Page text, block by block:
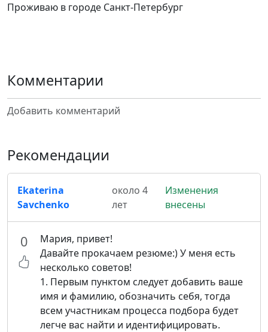
Проживаю в городе Санкт-Петербург
Комментарии
Добавить комментарий
Рекомендации
Ekaterina
Savchenko
около 4
лет
Изменения
внесены
0
Мария, привет!
Давайте прокачаем резюме:) У меня есть
несколько советов!
1. Первым пунктом следует добавить ваше
имя и фамилию, обозначить себя, тогда
всем участникам процесса подбора будет
легче вас найти и идентифицировать.